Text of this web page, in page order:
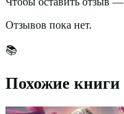
Отзывов пока нет.
📚
Похожие книги